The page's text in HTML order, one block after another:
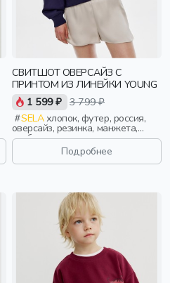
СВИТШОТ ОВЕРСАЙЗ С
ПРИНТОМ ИЗ ЛИНЕЙКИ YOUNG
1 599 ₽ 3 799 ₽
SELAхлопок, футер, россия,
оверсайз, резинка, манжета,
свободные, принт, девочки,
старшеклассники, дети
Подробнее